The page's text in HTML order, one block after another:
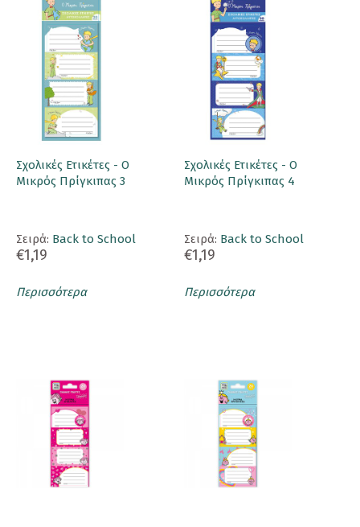
Σχολικές Ετικέτες - Ο
Μικρός Πρίγκιπας 3
Σειρά: Back to School
€1,19
Περισσότερα
Σχολικές Ετικέτες - Ο
Μικρός Πρίγκιπας 4
Σειρά: Back to School
€1,19
Περισσότερα